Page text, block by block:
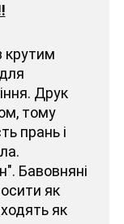
крутим
Друк
тому
прань і
Бавовняні
як
як